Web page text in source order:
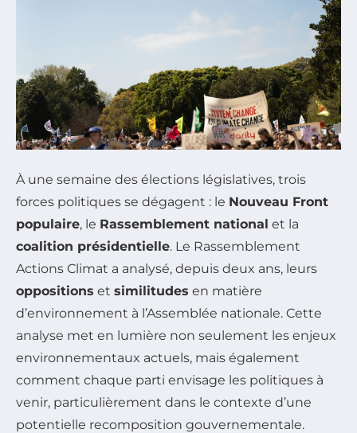
À une semaine des élections législatives, trois
forces politiques se dégagent : le Nouveau Front
populaire, le Rassemblement national et la
coalition présidentielle. Le Rassemblement
Actions Climat a analysé, depuis deux ans, leurs
oppositions et similitudes en matière
d’environnement à l’Assemblée nationale. Cette
analyse met en lumière non seulement les enjeux
environnementaux actuels, mais également
comment chaque parti envisage les politiques à
venir, particulièrement dans le contexte d’une
potentielle recomposition gouvernementale.